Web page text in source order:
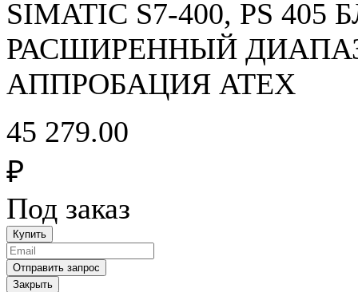
SIMATIC S7-400, PS
РАСШИРЕННЫЙ
АППРОБАЦИЯ ATEX
45 279.00
₽
Под заказ
Закрыть